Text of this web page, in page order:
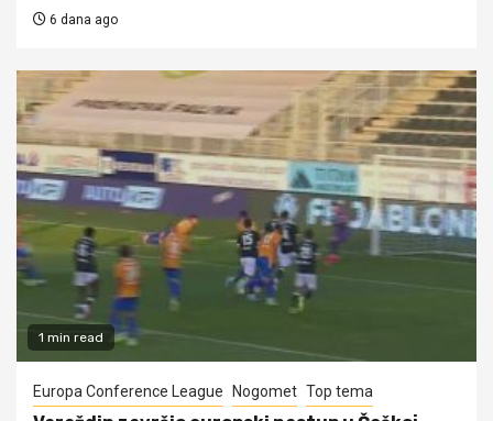
6 dana ago
1 min read
Europa Conference League Nogomet Top tema